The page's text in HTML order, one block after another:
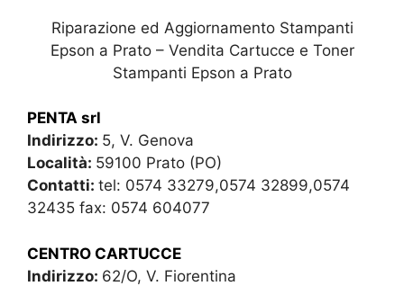
Riparazione ed Aggiornamento Stampanti
Epson a Prato – Vendita Cartucce e Toner
Stampanti Epson a Prato
PENTA srl
Indirizzo: 5, V. Genova
Località: 59100 Prato (PO)
Contatti: tel: 0574 33279,0574 32899,0574
32435 fax: 0574 604077
CENTRO CARTUCCE
Indirizzo: 62/O, V. Fiorentina